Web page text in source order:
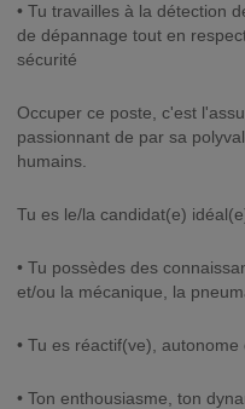
• Tu travailles à la détection
de dépannage tout en
sécurité
Occuper ce poste, c'est
passionnant de par sa
humains.
Tu es le/la candidat(e)
• Tu possèdes des
et/ou la mécanique, la
• Tu es réactif(ve),
• Ton enthousiasme, ton